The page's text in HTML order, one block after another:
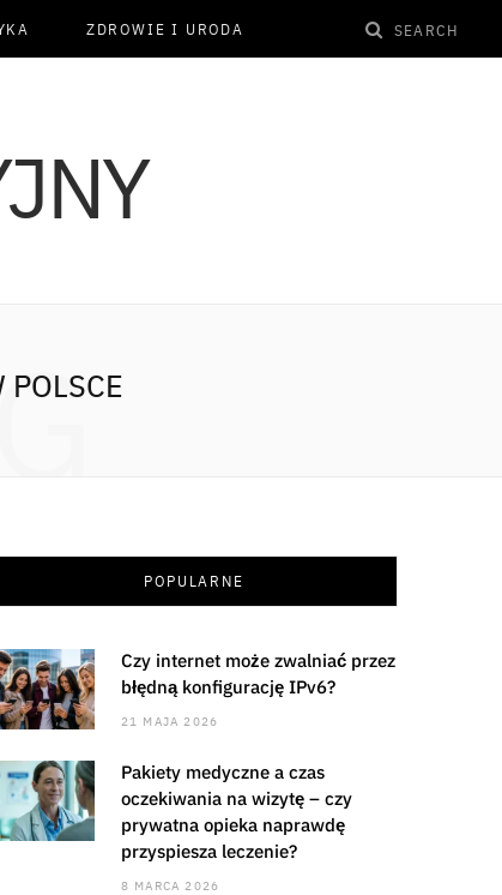
ZDROWIE I URODA
POPULARNE
Czy internet może zwalniać przez
błędną konfigurację IPv6?
21 MAJA 2026
Pakiety medyczne a czas
oczekiwania na wizytę – czy
prywatna opieka naprawdę
przyspiesza leczenie?
8 MARCA 2026